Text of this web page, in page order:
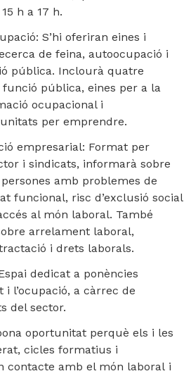
h a 17 h.
S’hi oferiran eines i
de feina, autoocupació i
pública. Inclourà quatre
funció pública, eines per a la
ocupacional i
per emprendre.
empresarial: Format per
i sindicats, informarà sobre
amb problemes de
funcional, risc d’exclusió social
al món laboral. També
arrelament laboral,
i drets laborals.
dedicat a ponències
l’ocupació, a càrrec de
del sector.
oportunitat perquè els i les
cicles formatius i
contacte amb el món laboral i